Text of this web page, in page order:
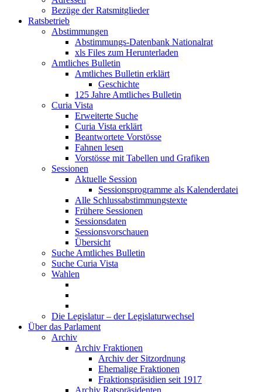
Bezüge der Ratsmitglieder
Ratsbetrieb
Abstimmungen
Abstimmungs-Datenbank Nationalrat
xls Files zum Herunterladen
Amtliches Bulletin
Amtliches Bulletin erklärt
Geschichte
125 Jahre Amtliches Bulletin
Curia Vista
Erweiterte Suche
Curia Vista erklärt
Beantwortete Vorstösse
Fahnen lesen
Vorstösse mit Tabellen und Grafiken
Sessionen
Aktuelle Session
Sessionsprogramme als Kalenderdatei
Alle Schlussabstimmungstexte
Frühere Sessionen
Sessionsdaten
Sessionsvorschauen
Übersicht
Suche Amtliches Bulletin
Suche Curia Vista
Wahlen
Die Legislatur – der Legislaturwechsel
Über das Parlament
Archiv
Archiv Fraktionen
Archiv der Sitzordnung
Ehemalige Fraktionen
Fraktionspräsidien seit 1917